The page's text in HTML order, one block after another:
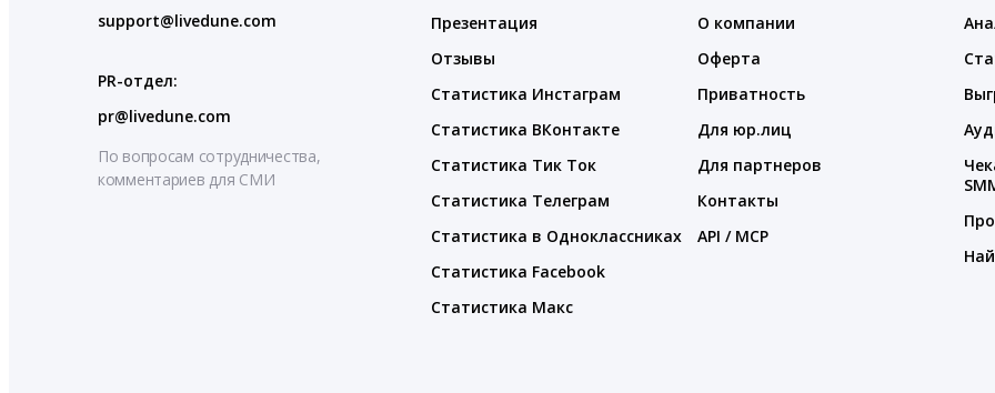
support@livedune.com
PR-отдел:
pr@livedune.com
По вопросам сотрудничества,
комментариев для СМИ
Презентация
Отзывы
Статистика Инстаграм
Статистика ВКонтакте
Статистика Тик Ток
Статистика Телеграм
Статистика в Одноклассниках
Статистика Facebook
Статистика Макс
О компании
Оферта
Приватность
Для юр.лиц
Для партнеров
Контакты
API / MCP